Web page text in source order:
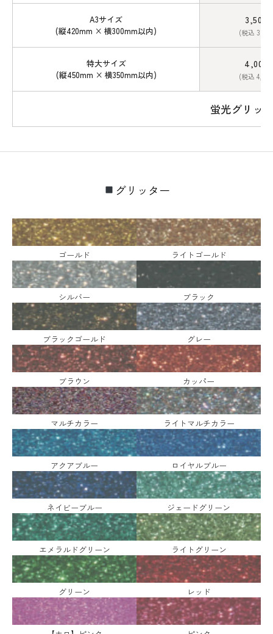
A3サイズ
(縦420mm × 横300mm以内)
3,500
(税込
特大サイズ
(縦450mm × 横350mm以内)
4,000
(税込
蛍光グリッ
グリッター
ゴールド ライトゴールド
シルバー ブラック
ブラックゴールド グレー
ブラウン カッパー
マルチカラー ライトマルチカラー
アクアブルー ロイヤルブルー
ネイビーブルー ジェードグリーン
エメラルドグリーン ライトグリーン
グリーン レッド